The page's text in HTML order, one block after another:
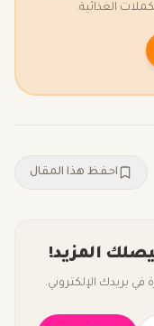
الغذائية.
احفظ هذا المقال
المزيد!
بريدك الإلكتروني.